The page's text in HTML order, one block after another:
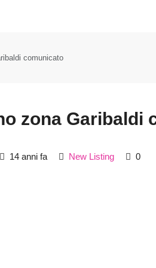
comunicato
zona Garibaldi
14 anni fa New Listing 0